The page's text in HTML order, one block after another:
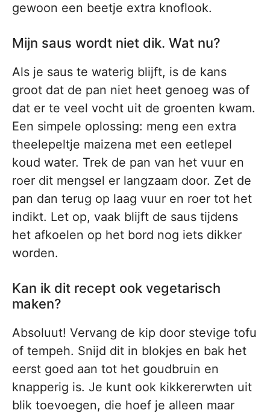
gewoon een beetje extra knoflook.
Mijn saus wordt niet dik. Wat nu?
Als je saus te waterig blijft, is de kans
groot dat de pan niet heet genoeg was of
dat er te veel vocht uit de groenten kwam.
Een simpele oplossing: meng een extra
theelepeltje maizena met een eetlepel
koud water. Trek de pan van het vuur en
roer dit mengsel er langzaam door. Zet de
pan dan terug op laag vuur en roer tot het
indikt. Let op, vaak blijft de saus tijdens
het afkoelen op het bord nog iets dikker
worden.
Kan ik dit recept ook vegetarisch
maken?
Absoluut! Vervang de kip door stevige tofu
of tempeh. Snijd dit in blokjes en bak het
eerst goed aan tot het goudbruin en
knapperig is. Je kunt ook kikkererwten uit
blik toevoegen, die hoef je alleen maar